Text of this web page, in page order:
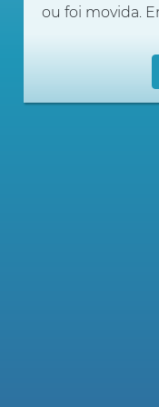
ou foi movida.